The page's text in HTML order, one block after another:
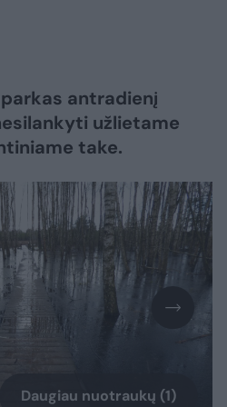
antradienį
užlietame
take.
Daugiau nuotraukų (1)